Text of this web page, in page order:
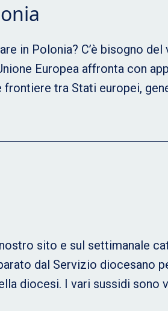
in Polonia? C’è bisogno
Europea affronta con
tra Stati europei,
sito e sul settimanale
dal Servizio diocesano
diocesi. I vari sussidi